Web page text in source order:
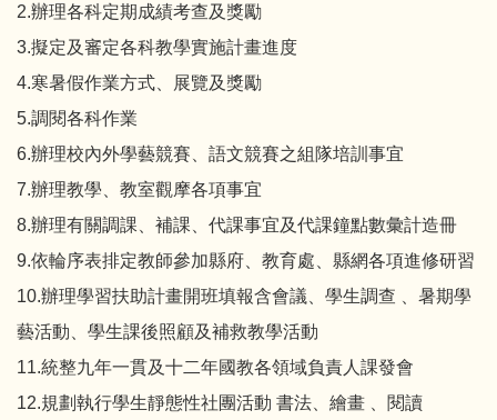
2.辦理各科定期成績考查及獎勵
3.擬定及審定各科教學實施計畫進度
4.寒暑假作業方式、展覽及獎勵
5.調閱各科作業
6.辦理校內外學藝競賽、語文競賽之組隊培訓事宜
7.辦理教學、教室觀摩各項事宜
8.辦理有關調課、補課、代課事宜及代課鐘點數彙計造冊
9.依輪序表排定教師參加縣府、教育處、縣網各項進修研習
10.辦理學習扶助計畫開班填報含會議、學生調查 、暑期學
藝活動、學生課後照顧及補救教學活動
11.統整九年一貫及十二年國教各領域負責人課發會
12.規劃執行學生靜態性社團活動 書法、繪畫 、閱讀